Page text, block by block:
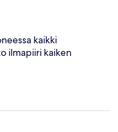
kaikki
ilmapiiri kaiken